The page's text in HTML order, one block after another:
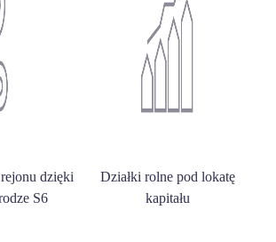
dzięki
S6
Działki rolne pod lokatę
kapitału